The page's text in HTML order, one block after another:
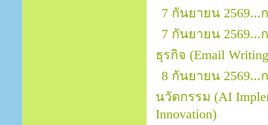
7 กันยายน 2569...
7 กันยายน 2569...
ธุรกิจ (Email
8 กันยายน 2569...
นวัตกรรม (AI
Innovation)